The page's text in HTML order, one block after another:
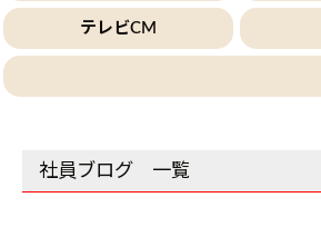
テレビCM
社員ブログ 一覧